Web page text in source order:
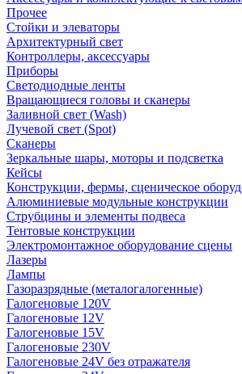
Прочее
Стойки и элеваторы
Архитектурный свет
Контроллеры, аксессуары
Приборы
Светодиодные ленты
Вращающиеся головы и сканеры
Заливной свет (Wash)
Лучевой свет (Spot)
Сканеры
Зеркальные шары, моторы и подсветка
Кейсы
Конструкции, фермы, сценическое
Алюминиевые модульные конструкции
Струбцины и элементы подвеса
Тентовые конструкции
Электромонтажное оборудование сцены
Лазеры
Лампы
Газоразрядные (металогалогенные)
Галогеновые 120V
Галогеновые 12V
Галогеновые 15V
Галогеновые 230V
Галогеновые 24V без отражателя